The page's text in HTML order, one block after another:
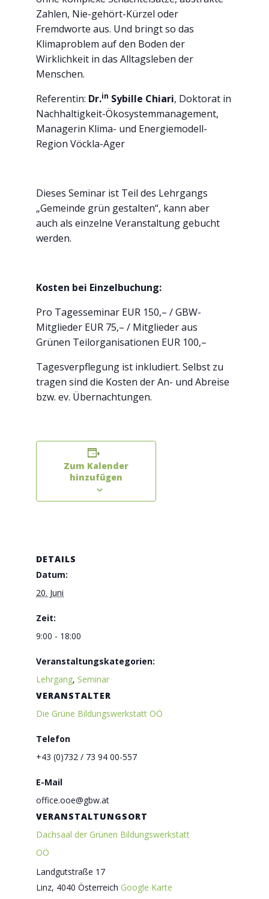
Zahlen, Nie-gehört-Kürzel oder
Fremdworte aus. Und bringt so das
Klimaproblem auf den Boden der
Wirklichkeit in das Alltagsleben der
Menschen.
Referentin: Dr.in Sybille Chiari, Doktorat in
Nachhaltigkeit-Ökosystemmanagement,
Managerin Klima- und Energiemodell-
Region Vöckla-Ager
Dieses Seminar ist Teil des Lehrgangs
„Gemeinde grün gestalten“, kann aber
auch als einzelne Veranstaltung gebucht
werden.
Kosten bei Einzelbuchung:
Pro Tagesseminar EUR 150,– / GBW-
Mitglieder EUR 75,– / Mitglieder aus
Grünen Teilorganisationen EUR 100,–
Tagesverpflegung ist inkludiert. Selbst zu
tragen sind die Kosten der An- und Abreise
bzw. ev. Übernachtungen.
Zum Kalender
hinzufügen
DETAILS
Datum:
20. Juni
Zeit:
9:00 - 18:00
Veranstaltungskategorien:
Lehrgang, Seminar
VERANSTALTUNGSORT
Dachsaal der Grünen Bildungswerkstatt
OÖ
Landgutstraße 17
Linz, 4040 Österreich Google Karte
VERANSTALTER
Die Grüne Bildungswerkstatt OÖ
Telefon
+43 (0)732 / 73 94 00-557
E-Mail
office.ooe@gbw.at